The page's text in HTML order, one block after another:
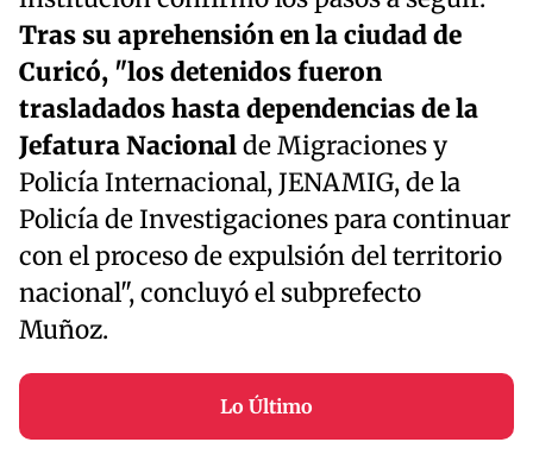
Tras su aprehensión en la ciudad de
Curicó, "los detenidos fueron
trasladados hasta dependencias de la
Jefatura Nacionalde Migraciones y
Policía Internacional, JENAMIG, de la
Policía de Investigaciones para continuar
con el proceso de expulsión del territorio
nacional", concluyó el subprefecto
Muñoz.
Lo Último